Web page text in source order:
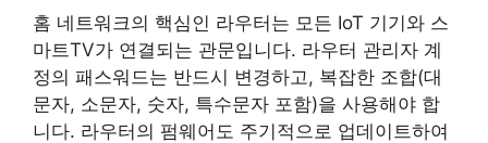
홈 네트워크의 핵심인 라우터는 모든 IoT 기기와 스
마트TV가 연결되는 관문입니다. 라우터 관리자 계
정의 패스워드는 반드시 변경하고, 복잡한 조합(대
문자, 소문자, 숫자, 특수문자 포함)을 사용해야 합
니다. 라우터의 펌웨어도 주기적으로 업데이트하여